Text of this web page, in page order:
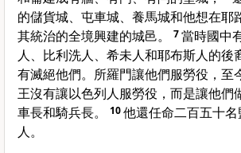
的儲貨城、屯車城、養馬城和他想在耶
其統治的全境興建的城邑。
7當時國中
人、比利洗人、希未人和耶布斯人的後
有滅絕他們。所羅門讓他們服勞役，至
王沒有讓以色列人服勞役，而是讓他們
車長和騎兵長。
10他還任命二百五十
人。